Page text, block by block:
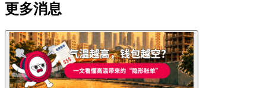
更多消息